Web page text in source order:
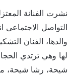
نشرت الفنانة
التواصل الاجتماعى
والدها، الفنان
لها وهي ترتدي
شيحة، رشا شيحة،